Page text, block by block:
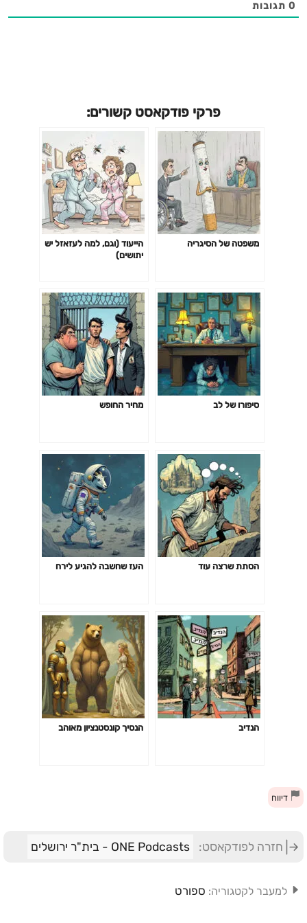
0 תגובות
פרקי פודקאסט קשורים:
משפטה של הסיגריה
הייעוד (וגם, למה לעזאזל יש
יתושים)
סיפורו של לב מחיר החופש
הסתת שרצה עוד העז שחשבה להגיע לירח
הנדיב הנסיך קונסטנציון מאוהב
דיווח
חזרה לפודקאסט: ONE Podcasts - בית"ר ירושלים
למעבר לקטגוריה: ספורט